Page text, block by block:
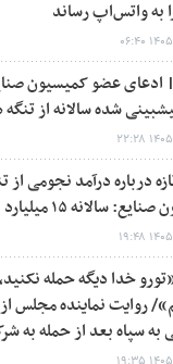
به واتس‌اپ رساند
۰۶:۴۰
ادعای عضو کمیسیون
شده سالانه از
۲۲:۲۸
درباره درآمد نجومی
۱۵ میلیارد دلار عوارض می‌گیریم
۱۹:۴۸
خدا دیگه حمله نکنید،
روایت نماینده مجلس
سپاه بعد از حمله به